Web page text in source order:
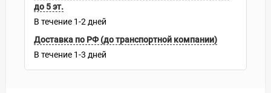
до 5 эт.
В течение 1-2 дней
Доставка по РФ (до транспортной компании)
В течение 1-3 дней